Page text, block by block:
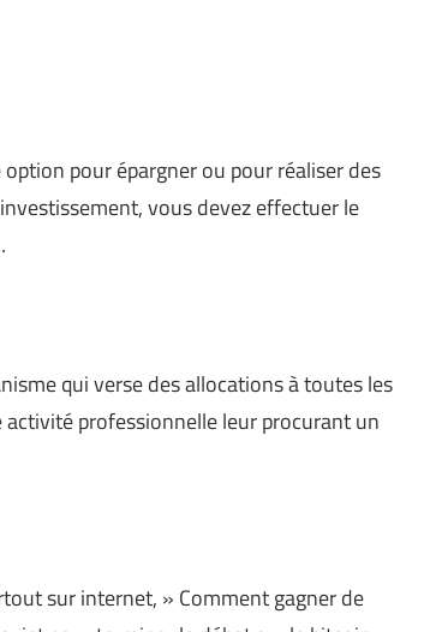
pour épargner ou pour réaliser des
vous devez effectuer le
qui verse des allocations à toutes les
activité professionnelle leur procurant un
sur internet, » Comment gagner de